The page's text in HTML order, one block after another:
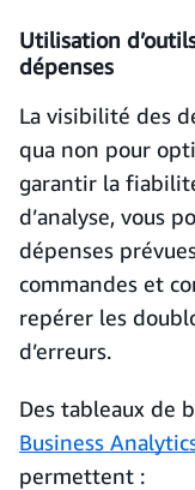
Utilisation
dépenses
La visibilité des
qua non pour
garantir la
d’analyse, vous
dépenses
commandes et
repérer les
d’erreurs.
Des tableaux de
Business
permettent :